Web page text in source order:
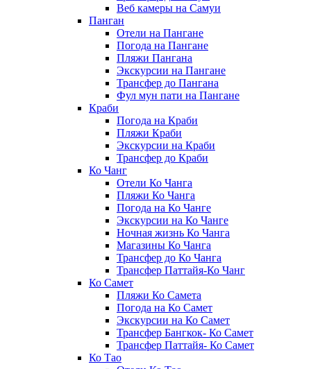
Веб камеры на Самуи
Панган
Отели на Пангане
Погода на Пангане
Пляжи Пангана
Экскурсии на Пангане
Трансфер до Пангана
Фул мун пати на Пангане
Краби
Погода на Краби
Пляжи Краби
Экскурсии на Краби
Трансфер до Краби
Ко Чанг
Отели Ко Чанга
Пляжи Ко Чанга
Погода на Ко Чанге
Экскурсии на Ко Чанге
Ночная жизнь Ко Чанга
Магазины Ко Чанга
Трансфер до Ко Чанга
Трансфер Паттайя-Ко Чанг
Ко Самет
Пляжи Ко Самета
Погода на Ко Самет
Экскурсии на Ко Самет
Трансфер Бангкок- Ко Самет
Трансфер Паттайя- Ко Самет
Ко Тао